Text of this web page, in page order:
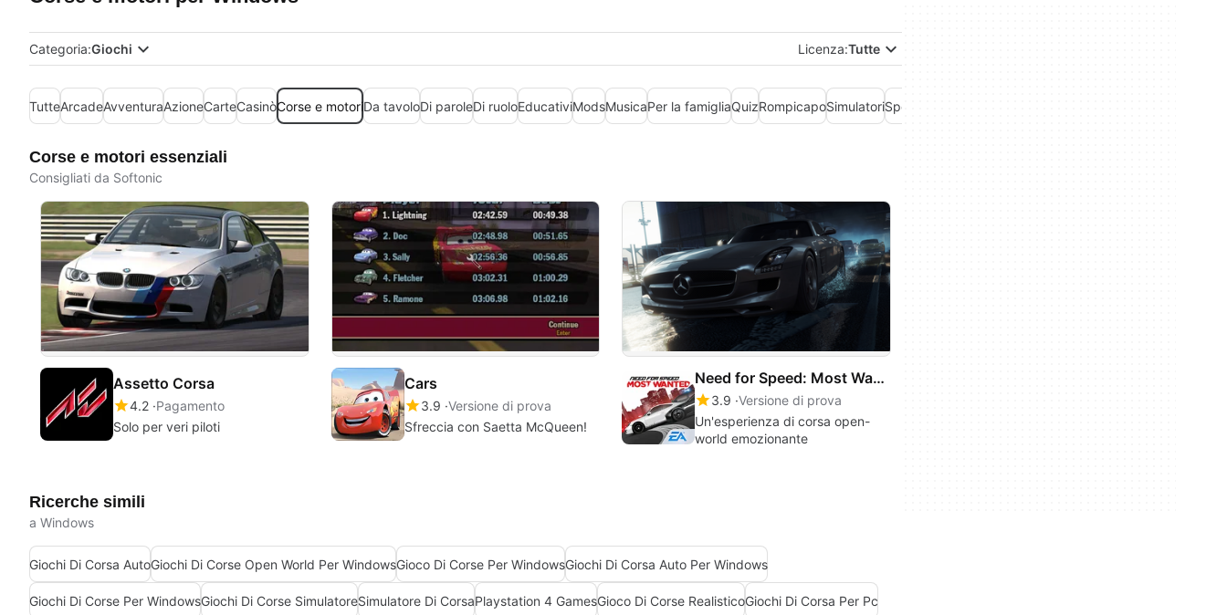
Categoria:Giochi Licenza:Tutte
TutteArcadeAvventuraAzioneCarteCasinòCorse e motoriDa tavoloDi paroleDi ruoloEducativiModsMusicaPer la famigliaQuizRompicapoSimulatoriSport
Corse e motori essenziali
Consigliati da Softonic
Assetto Corsa
4.2 Pagamento
Solo per veri piloti
Cars
3.9 Versione di prova
Sfreccia con Saetta McQueen!
Need for Speed: Most Wanted
3.9 Versione di prova
Un'esperienza di corsa open-
world emozionante
Ricerche simili
a Windows
Giochi Di Corsa AutoGiochi Di Corse Open World Per WindowsGioco Di Corse Per WindowsGiochi Di Corsa Auto Per Windows
Giochi Di Corse Per WindowsGiochi Di Corse SimulatoreSimulatore Di CorsaPlaystation 4 GamesGioco Di Corse RealisticoGiochi Di Corsa Per Pc